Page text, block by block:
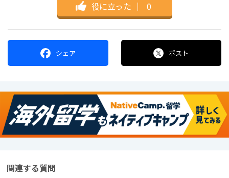
役に立った ｜ 0
シェア ポスト
関連する質問